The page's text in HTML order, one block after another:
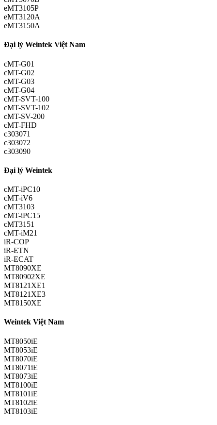
eMT3105P
eMT3120A
eMT3150A
Đại lý Weintek Việt Nam
cMT-G01
cMT-G02
cMT-G03
cMT-G04
cMT-SVT-100
cMT-SVT-102
cMT-SV-200
cMT-FHD
c303071
c303072
c303090
Đại lý Weintek
cMT-iPC10
cMT-iV6
cMT3103
cMT-iPC15
cMT3151
cMT-iM21
iR-COP
iR-ETN
iR-ECAT
MT8090XE
MT80902XE
MT8121XE1
MT8121XE3
MT8150XE
Weintek Việt Nam
MT8050iE
MT8053iE
MT8070iE
MT8071iE
MT8073iE
MT8100iE
MT8101iE
MT8102iE
MT8103iE